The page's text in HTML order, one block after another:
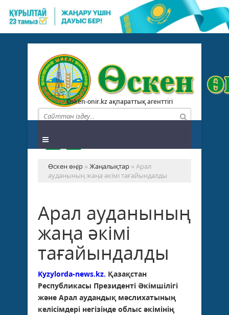
Osken-onir.kz ақпараттық агенттігі
Өскен өңір »Жаңалықтар » Арал
ауданының жаңа әкімі тағайындалды
Арал ауданының
жаңа әкімі
тағайындалды
Kyzylorda-news.kz. Қазақстан
Республикасы Президенті Әкімшілігі
және Арал аудандық мәслихатының
келісімдері негізінде облыс әкімінің